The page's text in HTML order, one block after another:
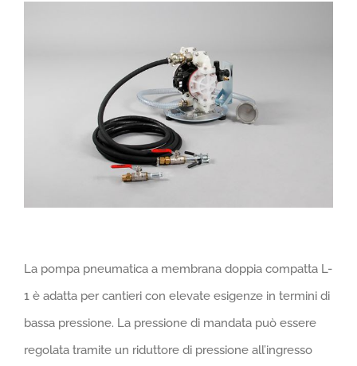
La pompa pneumatica a membrana doppia compatta L-
1 è adatta per cantieri con elevate esigenze in termini di
bassa pressione. La pressione di mandata può essere
regolata tramite un riduttore di pressione all’ingresso